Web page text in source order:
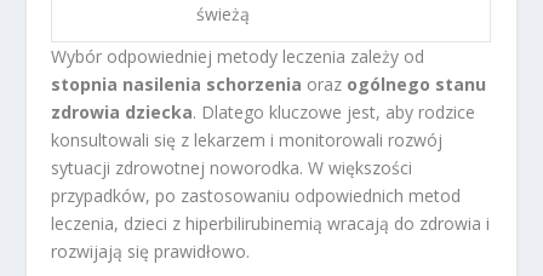
świeżą
Wybór odpowiedniej metody leczenia zależy od
stopnia nasilenia schorzenia oraz ogólnego stanu
zdrowia dziecka. Dlatego kluczowe jest, aby rodzice
konsultowali się z lekarzem i monitorowali rozwój
sytuacji zdrowotnej noworodka. W większości
przypadków, po zastosowaniu odpowiednich metod
leczenia, dzieci z hiperbilirubinemią wracają do zdrowia i
rozwijają się prawidłowo.